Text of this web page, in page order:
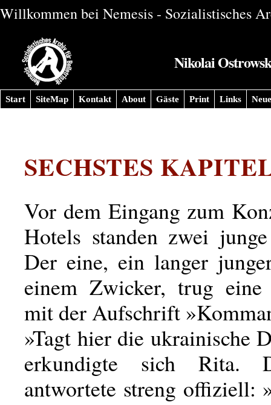
Willkommen bei Nemesis - Sozialistisches
Nikolai
Start SiteMap Kontakt About Gäste Print Links
SECHSTES
Vor dem Eingang zum
Hotels standen zwei
Der eine, ein langer
einem Zwicker, trug
mit der Aufschrift
»Tagt hier die ukrainische
erkundigte sich Rita.
antwortete streng offiziell: